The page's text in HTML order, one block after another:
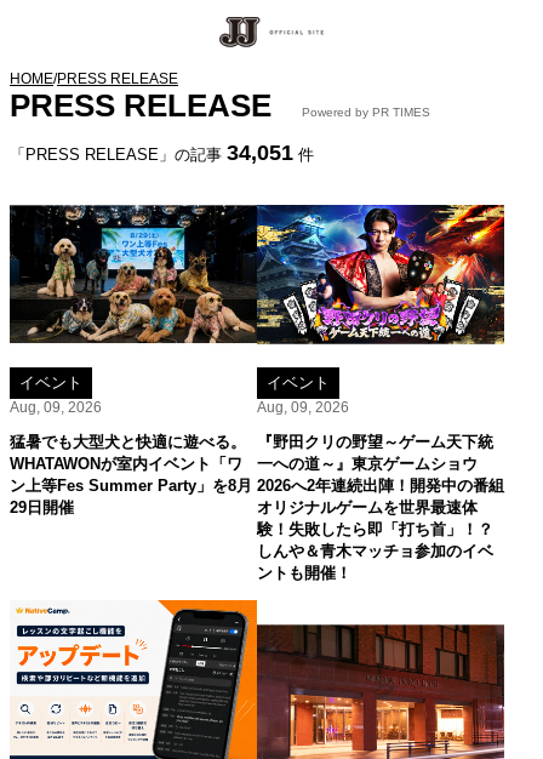
HOME/PRESS RELEASE
PRESS RELEASE Powered by PR TIMES
「PRESS RELEASE」の記事 34,051 件
イベント
Aug, 09, 2026
猛暑でも大型犬と快適に遊べる。
WHATAWONが室内イベント「ワ
ン上等Fes Summer Party」を8月
29日開催
イベント
Aug, 09, 2026
『野田クリの野望～ゲーム天下統
一への道～』東京ゲームショウ
2026へ2年連続出陣！開発中の番組
オリジナルゲームを世界最速体
験！失敗したら即「打ち首」！？
しんや＆青木マッチョ参加のイベ
ントも開催！